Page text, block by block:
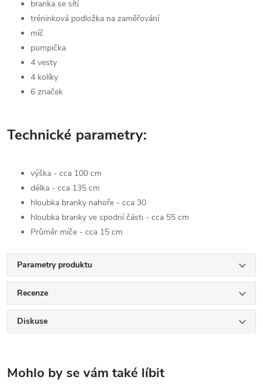
branka se sítí
tréninková podložka na zaměřování
míč
pumpička
4 vesty
4 kolíky
6 značek
Technické parametry:
výška - cca 100 cm
délka - cca 135 cm
hloubka branky nahoře - cca 30
hloubka branky ve spodní části - cca 55 cm
Průměr míče - cca 15 cm
Parametry produktu
Recenze
Diskuse